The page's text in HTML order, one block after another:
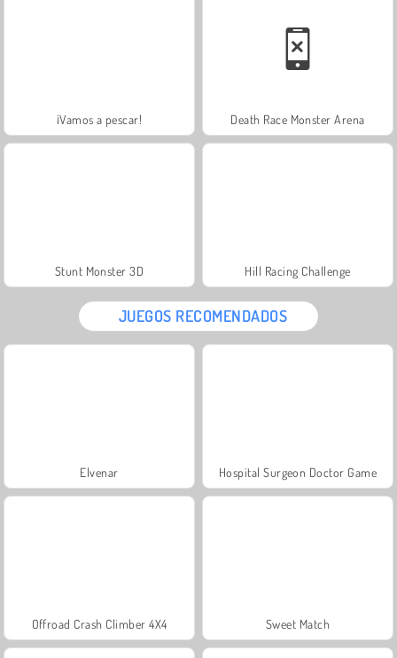
¡Vamos a pescar! Death Race Monster Arena
Stunt Monster 3D Hill Racing Challenge
JUEGOS RECOMENDADOS
Elvenar Hospital Surgeon Doctor Game
Offroad Crash Climber 4X4 Sweet Match